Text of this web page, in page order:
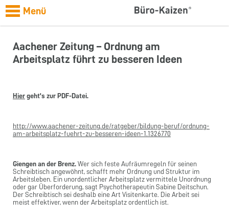
Menü
Aachener Zeitung – Ordnung am
Arbeitsplatz führt zu besseren Ideen
Hier geht's zur PDF-Datei.
http://www.aachener-zeitung.de/ratgeber/bildung-beruf/ordnung-
am-arbeitsplatz-fuehrt-zu-besseren-ideen-1.1326770
Giengen an der Brenz. Wer sich feste Aufräumregeln für seinen
Schreibtisch angewöhnt, schafft mehr Ordnung und Struktur im
Arbeitsleben. Ein unordentlicher Arbeitsplatz vermittele Unordnung
oder gar Überforderung, sagt Psychotherapeutin Sabine Deitschun.
Der Schreibtisch sei deshalb eine Art Visitenkarte. Die Arbeit sei
meist effektiver, wenn der Arbeitsplatz ordentlich ist.